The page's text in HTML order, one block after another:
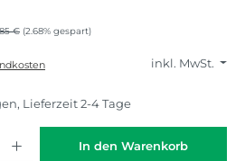
€ (2.68% gespart)
inkl. MwSt.
Lieferzeit 2-4 Tage
In den Warenkorb